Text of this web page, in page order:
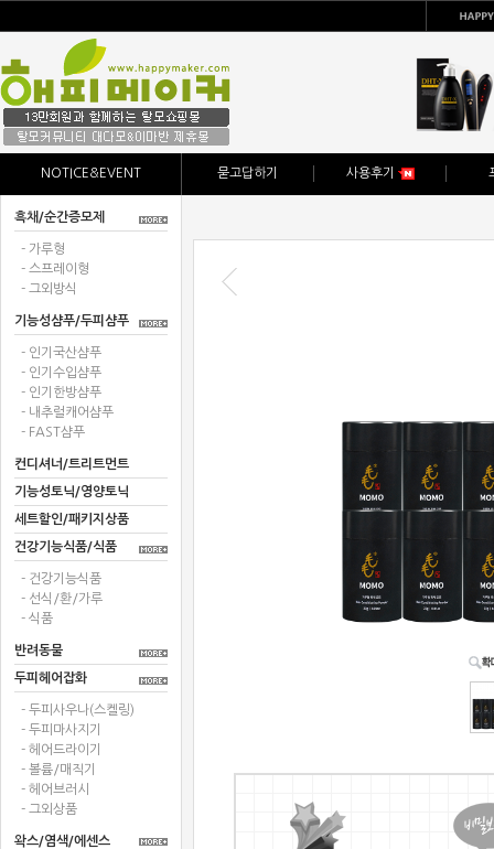
NOTICE&EVENT 묻고답하기 사용후기
흑채/순간증모제
- 가루형
- 스프레이형
- 그외방식
기능성샴푸/두피샴푸
- 인기국산샴푸
- 인기수입샴푸
- 인기한방샴푸
- 내추럴캐어샴푸
- FAST샴푸
컨디셔너/트리트먼트
기능성토닉/영양토닉
세트할인/패키지상품
건강기능식품/식품
- 건강기능식품
- 선식/환/가루
- 식품
반려동물
두피헤어잡화
- 두피사우나(스켈링)
- 두피마사지기
- 헤어드라이기
- 볼륨/매직기
- 헤어브러시
- 그외상품
왁스/염색/에센스